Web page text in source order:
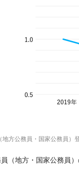
地方公務員・国家公務員）
（地方・国家公務員